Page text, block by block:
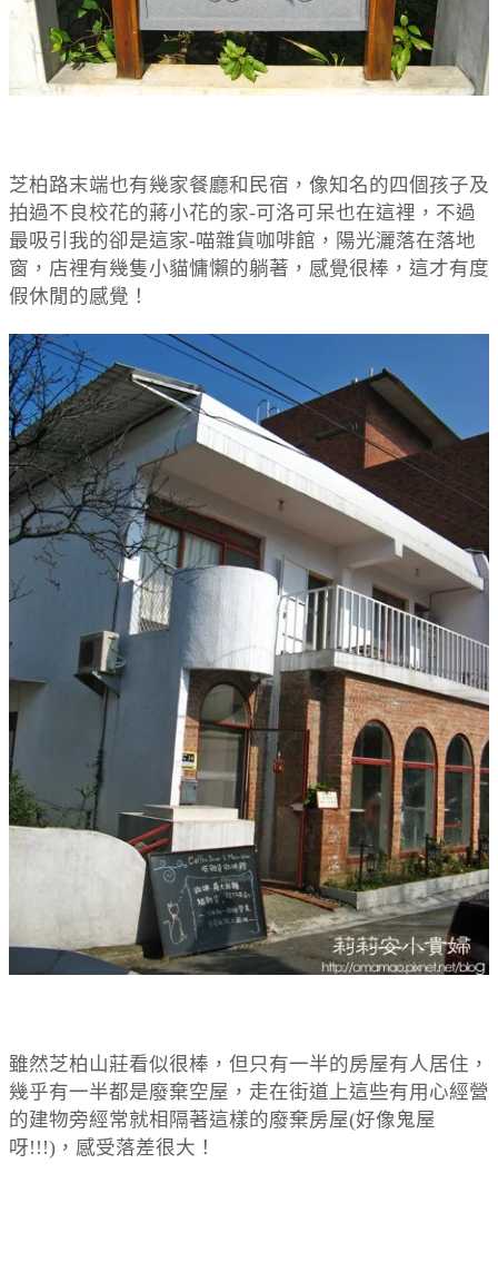
芝柏路末端也有幾家餐廳和民宿，像知名的四個孩子及
拍過不良校花的蔣小花的家-可洛可呆也在這裡，不過
最吸引我的卻是這家-喵雜貨咖啡館，陽光灑落在落地
窗，店裡有幾隻小貓慵懶的躺著，感覺很棒，這才有度
假休閒的感覺！
雖然芝柏山莊看似很棒，但只有一半的房屋有人居住，
幾乎有一半都是廢棄空屋，走在街道上這些有用心經營
的建物旁經常就相隔著這樣的廢棄房屋(好像鬼屋
呀!!!)，感受落差很大！